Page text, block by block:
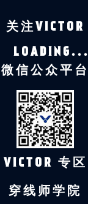
关注VICTOR
LOADING...
微信公众平台
VICTOR 专区
穿线师学院